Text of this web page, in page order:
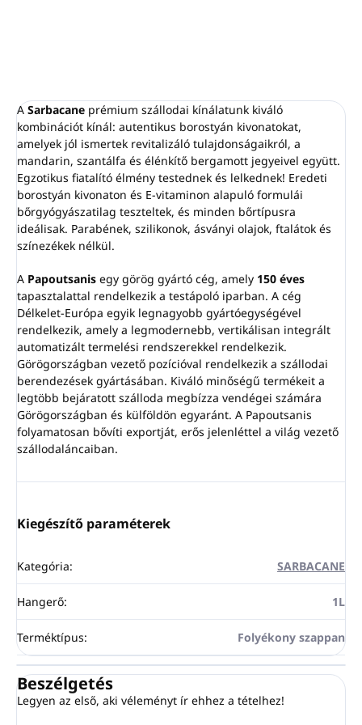
tesztelt.
Parabén-, szilikon-,
ásványi olaj-, ftalát- és
színezékmentes.
Made inGreece.
A Sarbacane prémium szállodai kínálatunk kiváló
kombinációt kínál: autentikus borostyán kivonatokat,
amelyek jól ismertek revitalizáló tulajdonságaikról, a
mandarin, szantálfa és élénkítő bergamott jegyeivel együtt.
Egzotikus fiatalító élmény testednek és lelkednek! Eredeti
borostyán kivonaton és E-vitaminon alapuló formulái
bőrgyógyászatilag teszteltek, és minden bőrtípusra
ideálisak. Parabének, szilikonok, ásványi olajok, ftalátok és
színezékek nélkül.
A Papoutsanis egy görög gyártó cég, amely 150 éves
tapasztalattal rendelkezik a testápoló iparban. A cég
Délkelet-Európa egyik legnagyobb gyártóegységével
rendelkezik, amely a legmodernebb, vertikálisan integrált
automatizált termelési rendszerekkel rendelkezik.
Görögországban vezető pozícióval rendelkezik a szállodai
berendezések gyártásában. Kiváló minőségű termékeit a
legtöbb bejáratott szálloda megbízza vendégei számára
Görögországban és külföldön egyaránt. A Papoutsanis
folyamatosan bővíti exportját, erős jelenléttel a világ vezető
szállodaláncaiban.
Kiegészítő paraméterek
Kategória: SARBACANE
Hangerő: 1L
Terméktípus: Folyékony szappan
Beszélgetés
Legyen az első, aki véleményt ír ehhez a tételhez!